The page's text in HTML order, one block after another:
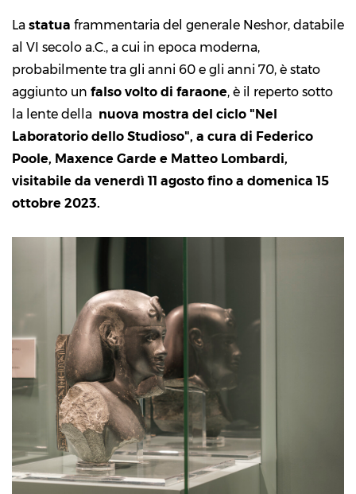
La statua frammentaria del generale Neshor, databile
al VI secolo a.C., a cui in epoca moderna,
probabilmente tra gli anni 60 e gli anni 70, è stato
aggiunto un falso volto di faraone, è il reperto sotto
la lente della nuova mostra del ciclo "Nel
Laboratorio dello Studioso", a cura di Federico
Poole, Maxence Garde e Matteo Lombardi,
visitabile da venerdì 11 agosto fino a domenica 15
ottobre 2023.